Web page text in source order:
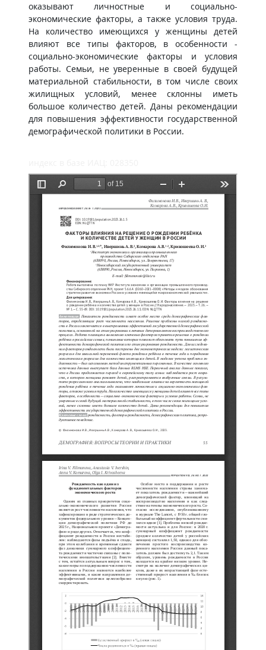
оказывают личностные и социально-
экономические факторы, а также условия труда.
На количество имеющихся у женщины детей
влияют все типы факторов, в особенности -
социально-экономические факторы и условия
работы. Семьи, не уверенные в своей будущей
материальной стабильности, в том числе своих
жилищных условий, менее склонны иметь
большое количество детей. Даны рекомендации
для повышения эффективности государственной
демографической политики в России.